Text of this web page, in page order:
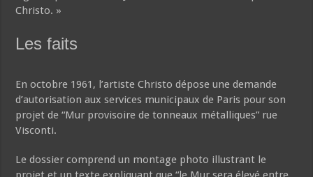
Christo. »
Les faits
En octobre 1961, l’artiste Christo dépose une demande
d’autorisation aux services municipaux de Paris pour son
projet de “Mur provisoire de tonneaux métalliques” rue
Visconti.
Le dossier comprend un montage photo illustrant le